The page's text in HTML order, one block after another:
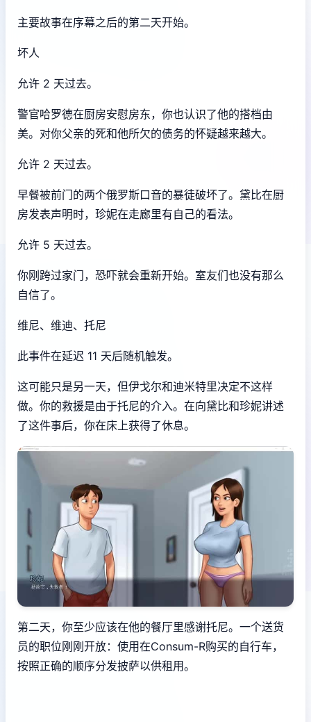
主要故事在序幕之后的第二天开始。
坏人
允许 2 天过去。
警官哈罗德在厨房安慰房东，你也认识了他的搭档由
美。对你父亲的死和他所欠的债务的怀疑越来越大。
允许 2 天过去。
早餐被前门的两个俄罗斯口音的暴徒破坏了。黛比在厨
房发表声明时，珍妮在走廊里有自己的看法。
允许 5 天过去。
你刚跨过家门，恐吓就会重新开始。室友们也没有那么
自信了。
维尼、维迪、托尼
此事件在延迟 11 天后随机触发。
这可能只是另一天，但伊戈尔和迪米特里决定不这样
做。你的救援是由于托尼的介入。在向黛比和珍妮讲述
了这件事后，你在床上获得了休息。
第二天，你至少应该在他的餐厅里感谢托尼。一个送货
员的职位刚刚开放：使用在Consum-R购买的自行车，
按照正确的顺序分发披萨以供租用。